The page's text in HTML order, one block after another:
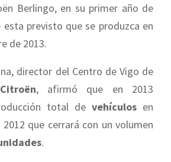
Berlingo, en su primer año de
previsto que se produzca en
de 2013.
director del Centro de Vigo de
, afirmó que en 2013
total de vehículos en
que cerrará con un volumen
.